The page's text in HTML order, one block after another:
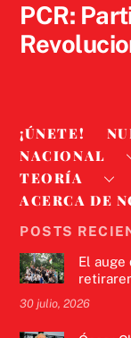
PCR:
¡ÚNETE!
NACIONAL
TEORÍA
ACERCA DE
POSTS
El auge
30 julio, 2026